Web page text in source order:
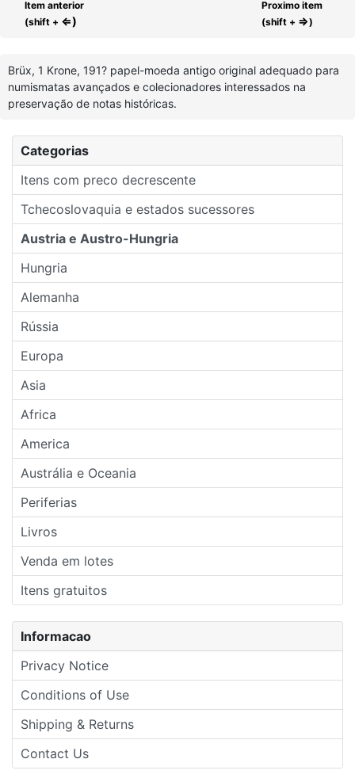
Categorias
Itens com preco decrescente
Tchecoslovaquia e estados sucessores
Austria e Austro-Hungria
Hungria
Alemanha
Rússia
Europa
Asia
Africa
America
Austrália e Oceania
Periferias
Livros
Venda em lotes
Itens gratuitos
Informacao
Privacy Notice
Conditions of Use
Shipping & Returns
Contact Us
Item anterior
(shift + ⇐)
Proximo item
(shift + ⇒)
Brüx, 1 Krone, 191? papel-moeda antigo original adequado para
numismatas avançados e colecionadores interessados na
preservação de notas históricas.